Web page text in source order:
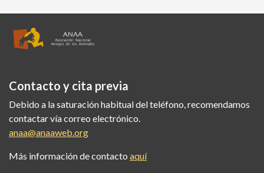
Contacto y cita previa
Debido a la saturación habitual del teléfono, recomendamos
contactar vía correo electrónico.
anaa@anaaweb.org
Más información de contacto aquí